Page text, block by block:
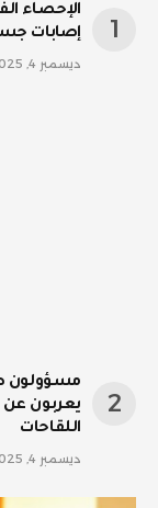
إصابات
ديسمبر 4, 2025
مسؤولون
يعربون
اللقاحات
ديسمبر 4, 2025